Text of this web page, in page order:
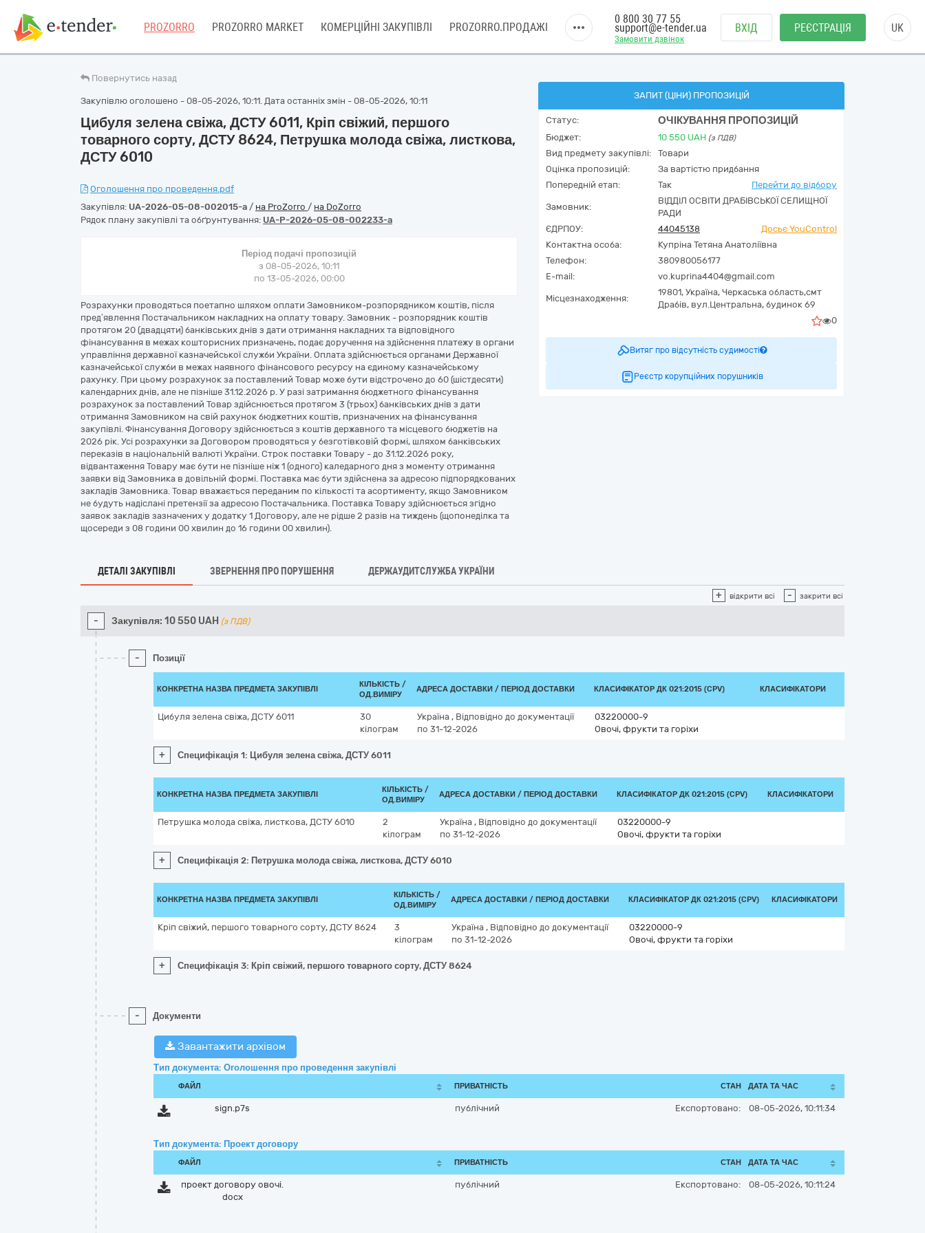
PROZORRO PROZORRO MARKET КОМЕРЦІЙНІ ЗАКУПІВЛІ PROZORRO.ПРОДАЖІ
Замовити дзвінок
0 800 30 77 55
support@e-tender.ua ВХІД РЕЄСТРАЦІЯ UK
Повернутись назад
Закупівлю оголошено - 08-05-2026, 10:11. Дата останніх змін - 08-05-2026, 10:11
Цибуля зелена свіжа, ДСТУ 6011, Кріп свіжий, першого
товарного сорту, ДСТУ 8624, Петрушка молода свіжа, листкова,
ДСТУ 6010
Оголошення про проведення.pdf
Закупівля: UA-2026-05-08-002015-a / на ProZorro / на DoZorro
Рядок плану закупівлі та обґрунтування: UA-P-2026-05-08-002233-a
Період подачі пропозицій
з 08-05-2026, 10:11
по 13-05-2026, 00:00
Розрахунки проводяться поетапно шляхом оплати Замовником-розпорядником коштів, після
пред’явлення Постачальником накладних на оплату товару. Замовник - розпорядник коштів
протягом 20 (двадцяти) банківських днів з дати отримання накладних та відповідного
фінансування в межах кошторисних призначень, подає доручення на здійснення платежу в органи
управління державної казначейської служби України. Оплата здійснюється органами Державної
казначейської служби в межах наявного фінансового ресурсу на єдиному казначейському
рахунку. При цьому розрахунок за поставлений Товар може бути відстрочено до 60 (шістдесяти)
календарних днів, але не пізніше 31.12.2026 р. У разі затримання бюджетного фінансування
розрахунок за поставлений Товар здійснюється протягом 3 (трьох) банківських днів з дати
отримання Замовником на свій рахунок бюджетних коштів, призначених на фінансування
закупівлі. Фінансування Договору здійснюється з коштів державного та місцевого бюджетів на
2026 рік. Усі розрахунки за Договором проводяться у безготівковій формі, шляхом банківських
переказів в національній валюті України. Строк поставки Товару - до 31.12.2026 року,
відвантаження Товару має бути не пізніше ніж 1 (одного) каледарного дня з моменту отримання
заявки від Замовника в довільній формі. Поставка має бути здійснена за адресою підпорядкованих
закладів Замовника. Товар вважається переданим по кількості та асортименту, якщо Замовником
не будуть надіслані претензії за адресою Постачальника. Поставка Товару здійснюється згідно
заявок закладів зазначених у додатку 1 Договору, але не рідше 2 разів на тиждень (щопонеділка та
щосереди з 08 години 00 хвилин до 16 години 00 хвилин).
ЗАПИТ (ЦІНИ) ПРОПОЗИЦІЙ
Статус: ОЧІКУВАННЯ ПРОПОЗИЦІЙ
Бюджет: 10 550 UAH (з ПДВ)
Вид предмету закупівлі:
Товари
Оцінка пропозицій:
За вартістю придбання
Попередній етап:
Так Перейти до відбору
Замовник:
ВІДДІЛ ОСВІТИ ДРАБІВСЬКОЇ СЕЛИЩНОЇ
РАДИ
ЄДРПОУ:
44045138
Досьє YouControl
Контактна особа:
Купріна Тетяна Анатоліївна
Телефон:
380980056177
E-mail:
vo.kuprina4404@gmail.com
Місцезнаходження:
19801, Україна, Черкаська область,смт
Драбів, вул.Центральна, будинок 69
0
Витяг про відсутність судимості
Реєстр корупційних порушників
ДЕТАЛІ ЗАКУПІВЛІ ЗВЕРНЕННЯ ПРО ПОРУШЕННЯ ДЕРЖАУДИТСЛУЖБА УКРАЇНИ
+ відкрити всі - закрити всі
- Закупівля: 10 550 UAH (з ПДВ)
- Позиції
КОНКРЕТНА НАЗВА ПРЕДМЕТА ЗАКУПІВЛІ
КІЛЬКІСТЬ /
ОД.ВИМІРУ
АДРЕСА ДОСТАВКИ / ПЕРІОД ДОСТАВКИ КЛАСИФІКАТОР ДК 021:2015 (CPV) КЛАСИФІКАТОРИ
Цибуля зелена свіжа, ДСТУ 6011
30
кілограм
Україна , Відповідно до документації
по 31-12-2026
03220000-9
Овочі, фрукти та горіхи
+ Специфікація 1: Цибуля зелена свіжа, ДСТУ 6011
КОНКРЕТНА НАЗВА ПРЕДМЕТА ЗАКУПІВЛІ
КІЛЬКІСТЬ /
ОД.ВИМІРУ
АДРЕСА ДОСТАВКИ / ПЕРІОД ДОСТАВКИ КЛАСИФІКАТОР ДК 021:2015 (CPV) КЛАСИФІКАТОРИ
Петрушка молода свіжа, листкова, ДСТУ 6010
2
кілограм
Україна , Відповідно до документації
по 31-12-2026
03220000-9
Овочі, фрукти та горіхи
+ Специфікація 2: Петрушка молода свіжа, листкова, ДСТУ 6010
КОНКРЕТНА НАЗВА ПРЕДМЕТА ЗАКУПІВЛІ
КІЛЬКІСТЬ /
ОД.ВИМІРУ
АДРЕСА ДОСТАВКИ / ПЕРІОД ДОСТАВКИ КЛАСИФІКАТОР ДК 021:2015 (CPV) КЛАСИФІКАТОРИ
Кріп свіжий, першого товарного сорту, ДСТУ 8624
3
кілограм
Україна , Відповідно до документації
по 31-12-2026
03220000-9
Овочі, фрукти та горіхи
+ Специфікація 3: Кріп свіжий, першого товарного сорту, ДСТУ 8624
- Документи
Завантажити архівом
Тип документа: Оголошення про проведення закупівлі
ФАЙЛ ПРИВАТНІСТЬ СТАН ДАТА ТА ЧАС
sign.p7s публічний Експортовано: 08-05-2026, 10:11:34
Тип документа: Проект договору
ФАЙЛ ПРИВАТНІСТЬ СТАН ДАТА ТА ЧАС
проект договору овочі.
docx
публічний Експортовано: 08-05-2026, 10:11:24